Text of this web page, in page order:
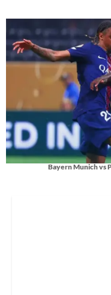
Bayern Munich vs